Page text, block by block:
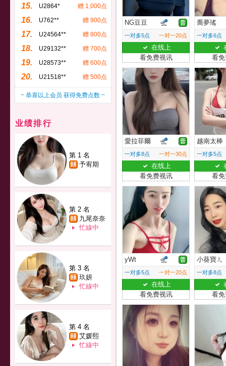
15. U2864* 赠 1,000点
16. U762** 赠 900点
17. U24564** 赠 800点
18. U29132** 赠 700点
19. U28573** 赠 600点
20. U21518** 赠 500点
~ 恭喜以上会员 获得免费点数 ~
业绩排行
第 1 名
予宥期
第 2 名
九尾奈奈
忙線中
第 3 名
玖妍
忙線中
第 4 名
艾媛熙
忙線中
NG豆豆
一对多5点 一对一20点
在线上
看免费视讯
喬夢瑤
一对多6点
看
愛拉菲爾
一对多8点 一对一30点
在线上
看免费视讯
越南太棒
一对多5点
看
yWt
一对多5点 一对一20点
在线上
看免费视讯
小葵寶ㄦ
一对多8点
看